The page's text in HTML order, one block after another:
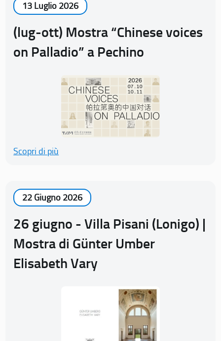
13 Luglio 2026
(lug-ott) Mostra “Chinese voices
on Palladio” a Pechino
Scopri di più
22 Giugno 2026
26 giugno - Villa Pisani (Lonigo) |
Mostra di Günter Umber
Elisabeth Vary